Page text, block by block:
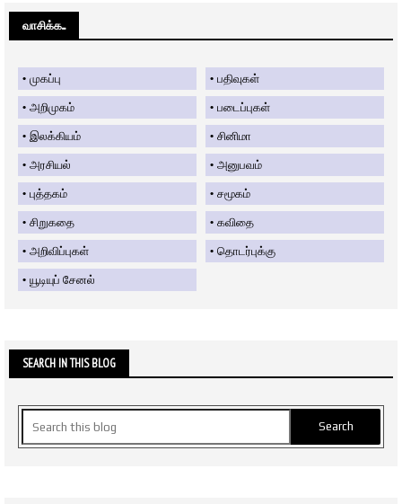
வாசிக்க....
முகப்பு பதிவுகள்
அறிமுகம் படைப்புகள்
இலக்கியம் சினிமா
அரசியல் அனுபவம்
புத்தகம் சமூகம்
சிறுகதை கவிதை
அறிவிப்புகள் தொடர்புக்கு
யூடியுப் சேனல்
SEARCH IN THIS BLOG